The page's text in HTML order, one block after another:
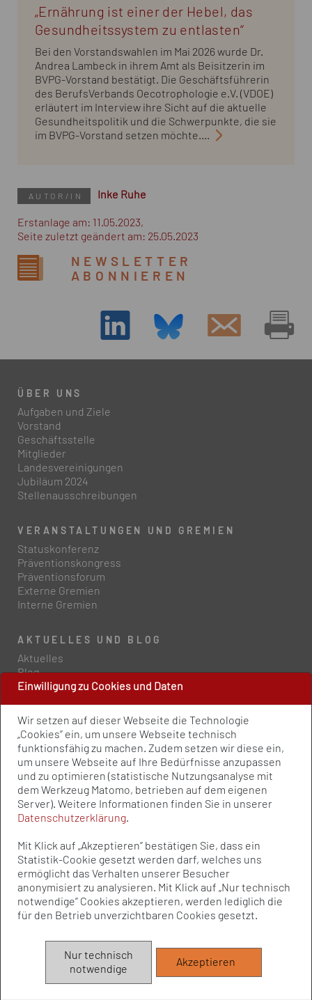
Einwilligung zu Cookies und Daten
Wir setzen auf dieser Webseite die Technologie
„Cookies” ein, um unsere Webseite technisch
funktionsfähig zu machen. Zudem setzen wir diese ein,
um unsere Webseite auf Ihre Bedürfnisse anzupassen
und zu optimieren (statistische Nutzungsanalyse mit
dem Werkzeug Matomo, betrieben auf dem eigenen
Server). Weitere Informationen finden Sie in unserer
Datenschutzerklärung.
Mit Klick auf „Akzeptieren” bestätigen Sie, dass ein
Statistik-Cookie gesetzt werden darf, welches uns
ermöglicht das Verhalten unserer Besucher
anonymisiert zu analysieren. Mit Klick auf „Nur technisch
notwendige” Cookies akzeptieren, werden lediglich die
für den Betrieb unverzichtbaren Cookies gesetzt.
Nur technisch
notwendige
Akzeptieren
„Ernährung ist einer der Hebel, das
Gesundheitssystem zu entlasten“
Bei den Vorstandswahlen im Mai 2026 wurde Dr.
Andrea Lambeck in ihrem Amt als Beisitzerin im
BVPG-Vorstand bestätigt. Die Geschäftsführerin
des BerufsVerbands Oecotrophologie e.V. (VDOE)
erläutert im Interview ihre Sicht auf die aktuelle
Gesundheitspolitik und die Schwerpunkte, die sie
im BVPG-Vorstand setzen möchte....
AUTOR/IN Inke Ruhe
Erstanlage am: 11.05.2023,
Seite zuletzt geändert am: 25.05.2023
NEWSLETTER
ABONNIEREN
ÜBER UNS
Aufgaben und Ziele
Vorstand
Geschäftsstelle
Mitglieder
Landesvereinigungen
Jubiläum 2024
Stellenausschreibungen
VERANSTALTUNGEN UND GREMIEN
Statuskonferenz
Präventionskongress
Präventionsforum
Externe Gremien
Interne Gremien
AKTUELLES UND BLOG
Aktuelles
Blog
PRESSE UND PUBLIKATIONEN
Policy Paper
Pressemitteilungen
Publikationen
Newsletter
Kontakt
Impressum
Qualitätsstandards
Sitemap
© Bundesvereinigung Prävention und
Die Bundesvereinigung Prävention und Gesundheitsförderung e.V.
(BVPG) wird aufgrund eines Beschlusses des Bundestages vom
Bundesministerium für Gesundheit institutionell gefördert.